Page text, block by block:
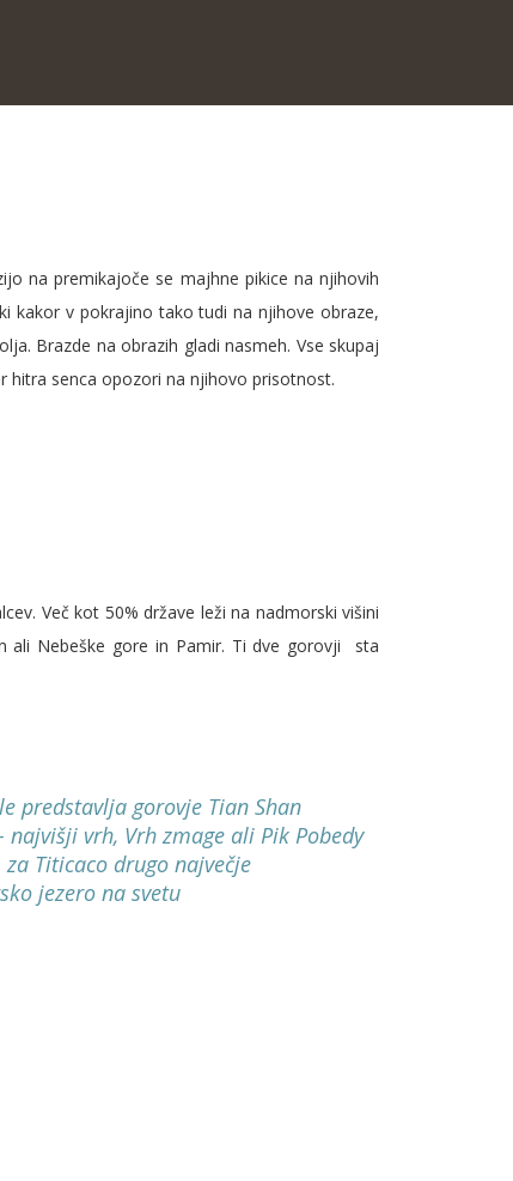
na premikajoče se majhne pikice na njihovih
kakor v pokrajino tako tudi na njihove obraze,
Brazde na obrazih gladi nasmeh. Vse skupaj
hitra senca opozori na njihovo prisotnost.
Več kot 50% države leži na nadmorski višini
ali Nebeške gore in Pamir. Ti dve gorovji sta
predstavlja gorovje Tian Shan
najvišji vrh, Vrh zmage ali Pik Pobedy
Titicaco drugo največje
jezero na svetu